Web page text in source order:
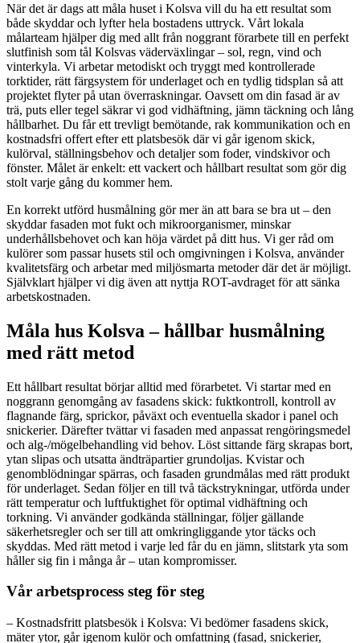
När det är dags att måla huset i Kolsva vill du ha ett resultat som
både skyddar och lyfter hela bostadens uttryck. Vårt lokala
målarteam hjälper dig med allt från noggrant förarbete till en perfekt
slutfinish som tål Kolsvas väderväxlingar – sol, regn, vind och
vinterkyla. Vi arbetar metodiskt och tryggt med kontrollerade
torktider, rätt färgsystem för underlaget och en tydlig tidsplan så att
projektet flyter på utan överraskningar. Oavsett om din fasad är av
trä, puts eller tegel säkrar vi god vidhäftning, jämn täckning och lång
hållbarhet. Du får ett trevligt bemötande, rak kommunikation och en
kostnadsfri offert efter ett platsbesök där vi går igenom skick,
kulörval, ställningsbehov och detaljer som foder, vindskivor och
fönster. Målet är enkelt: ett vackert och hållbart resultat som gör dig
stolt varje gång du kommer hem.
En korrekt utförd husmålning gör mer än att bara se bra ut – den
skyddar fasaden mot fukt och mikroorganismer, minskar
underhållsbehovet och kan höja värdet på ditt hus. Vi ger råd om
kulörer som passar husets stil och omgivningen i Kolsva, använder
kvalitetsfärg och arbetar med miljösmarta metoder där det är möjligt.
Självklart hjälper vi dig även att nyttja ROT-avdraget för att sänka
arbetskostnaden.
Måla hus Kolsva – hållbar husmålning
med rätt metod
Ett hållbart resultat börjar alltid med förarbetet. Vi startar med en
noggrann genomgång av fasadens skick: fuktkontroll, kontroll av
flagnande färg, sprickor, påväxt och eventuella skador i panel och
snickerier. Därefter tvättar vi fasaden med anpassat rengöringsmedel
och alg-/mögelbehandling vid behov. Löst sittande färg skrapas bort,
ytan slipas och utsatta ändträpartier grundoljas. Kvistar och
genomblödningar spärras, och fasaden grundmålas med rätt produkt
för underlaget. Sedan följer en till två täckstrykningar, utförda under
rätt temperatur och luftfuktighet för optimal vidhäftning och
torkning. Vi använder godkända ställningar, följer gällande
säkerhetsregler och ser till att omkringliggande ytor täcks och
skyddas. Med rätt metod i varje led får du en jämn, slitstark yta som
håller sig fin i många år – utan kompromisser.
Vår arbetsprocess steg för steg
– Kostnadsfritt platsbesök i Kolsva: Vi bedömer fasadens skick,
mäter ytor, går igenom kulör och omfattning (fasad, snickerier,